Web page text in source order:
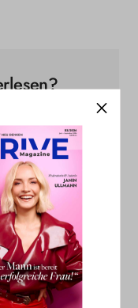
und alle
lesen. Als
kostenlos an
und erhältst
regelmäßige